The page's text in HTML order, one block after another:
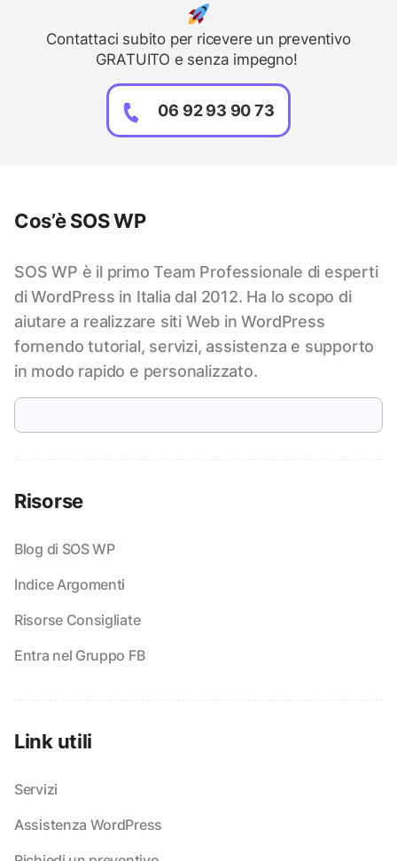
Contattaci subito per ricevere un preventivo
GRATUITO e senza impegno!
06 92 93 90 73
Cos’è SOS WP
SOS WP è il primo Team Professionale di esperti
di WordPress in Italia dal 2012. Ha lo scopo di
aiutare a realizzare siti Web in WordPress
fornendo tutorial, servizi, assistenza e supporto
in modo rapido e personalizzato.
Risorse
Blog di SOS WP
Indice Argomenti
Risorse Consigliate
Entra nel Gruppo FB
Link utili
Servizi
Assistenza WordPress